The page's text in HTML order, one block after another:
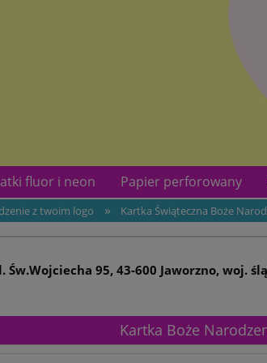
fluor i neon Papier perforowany
Kontakt
z twoim logo » Kartka Świąteczna Boże
Św.Wojciecha 95, 43-600 Jaworzno, woj.
Kartka Boże